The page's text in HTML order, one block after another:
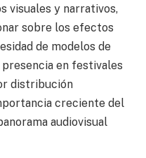
visuales y narrativos,
sobre los efectos
de modelos de
en festivales
distribución
creciente del
audiovisual